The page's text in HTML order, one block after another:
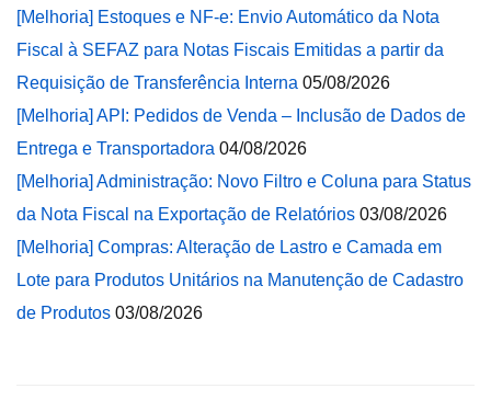
[Melhoria] Estoques e NF-e: Envio Automático da Nota
Fiscal à SEFAZ para Notas Fiscais Emitidas a partir da
Requisição de Transferência Interna 05/08/2026
[Melhoria] API: Pedidos de Venda – Inclusão de Dados de
Entrega e Transportadora 04/08/2026
[Melhoria] Administração: Novo Filtro e Coluna para Status
da Nota Fiscal na Exportação de Relatórios 03/08/2026
[Melhoria] Compras: Alteração de Lastro e Camada em
Lote para Produtos Unitários na Manutenção de Cadastro
de Produtos 03/08/2026